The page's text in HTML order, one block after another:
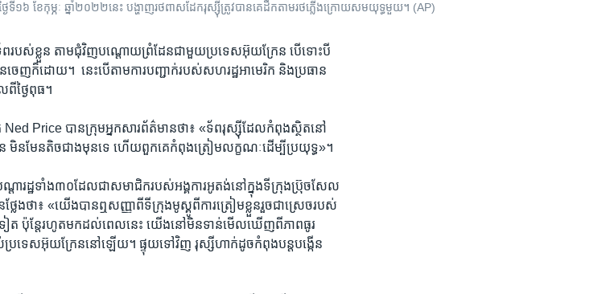
ទី​១៦ ខែ​កុម្ភៈ​ ឆ្នាំ​២០២២​នេះ បង្ហាញ​រថពាស​ដែក​រុស្ស៊ី​ត្រូវ​បាន​គេ​ដឹក​តាម​រថភ្លើង​ក្រោយ​សមយុទ្ធ​មួយ។ (AP)
ព​របស់​ខ្លួន ​តាម​ជុំវិញ​បណ្តោយ​ព្រំដែនជា​មួយ​ប្រទេស​អ៊ុយក្រែន​ បើទោះ​បី​
េញ​ក៏ដោយ។​ ​ នេះ​បើតាម​ការ​បញ្ជាក់​របស់​សហរដ្ឋ​អាមេរិក និងប្រធាន​
ថ្ងៃពុធ។​
Ned Price បាន​ក្រុម​អ្នក​សារព័ត៌មាន​ថា៖​ «ទ័ព​រុស្ស៊ីដែល​កំពុង​ស្ថិត​នៅ​
ន មិន​មែន​តិចជាង​មុន​ទេ ហើយ​ពួកគេ​កំពុង​ត្រៀម​លក្ខណៈ​ដើម្បី​ប្រយុទ្ធ»។
ៃបណ្តា​រដ្ឋ​ទាំង​៣០​ដែល​ជា​សមាជិក​របស់​អង្គការ​អូតង់​នៅ​ក្នុង​ទីក្រុង​ប្រ៊ុចសែល
ង​ថា៖​ «យើង​បាន​ឮ​សញ្ញាពី​ទីក្រុង​មូស្គូ​ពី​ការ​ត្រៀម​ខ្លួនរួច​ជាស្រេច​របស់​
ៅ​ទៀត​ ប៉ុន្តែ​រហូត​មក​ដល់​ពេល​នេះ​ យើង​នៅ​មិន​ទាន់​មើល​ឃើញ​ពី​ភាព​ធូរ​
ទេស​អ៊ុយក្រែន​នៅ​ឡើយ។​ ផ្ទុយ​ទៅវិញ​ រុស្សី​ហាក់​ដូច​កំពុង​បន្ត​បង្កើន​